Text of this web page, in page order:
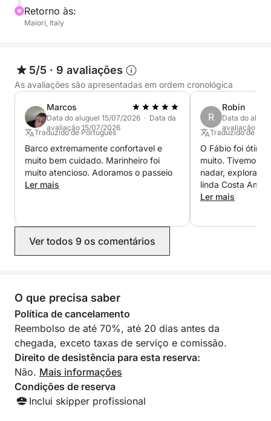
adicional para nadar em Positano antes de navegar
de volta para Cetara.
taxa de desembarque de € 100 será aplicada.
Este passeio inclui toalhas felpudas, refrigerantes,
cerveja, lanches, frutas frescas, equipamento de
mergulho com snorkel, boias e um brinde de
limoncello. Para finalizar, desfrute de um aperitivo
ao estilo italiano com pizzette, doces rústicos e
coquetéis artesanais. Quer você escolha explorar as
ruas animadas de Capri ou simplesmente relaxar a
bordo, este passeio de barco privado promete um
Retorno às:
Maiori, Italy
5/5 · 9 avaliações
As avaliações são apresentadas em ordem cronológica
Marcos
Data do aluguel 15/07/2026 · Data da
avaliação 15/07/2026
Traduzido de Português
Barco extremamente confortavel e
muito bem cuidado. Marinheiro foi
muito atencioso. Adoramos o passeio
Ler mais
R
Robin
Data do
avaliação 05/
Traduzido de
O Fábio foi
muito. Tivemos
nadar, explorar
linda Costa
muito os
Ler mais
Ver todos 9 os comentários
O que precisa saber
Política de cancelamento
Reembolso de até 70%, até 20 dias antes da
chegada, exceto taxas de serviço e comissão.
Direito de desistência para esta reserva:
Não. Mais informações
Condições de reserva
Inclui skipper profissional